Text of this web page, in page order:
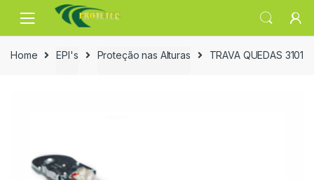
navigation
content
Home
EPI's Proteção nas Alturas TRAVA QUEDAS 3101